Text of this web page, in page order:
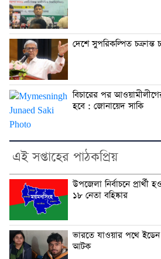
দেশে সুপরিকল্পিত
বিচারের পর
হবে : জোনায়েদ সাকি
এই সপ্তাহের পাঠকপ্রিয়
উপজেলা নির্বাচনে প্রার্থী
১৮ নেতা বহিষ্কার
ভারতে যাওয়ার পথে ইডেন
আটক